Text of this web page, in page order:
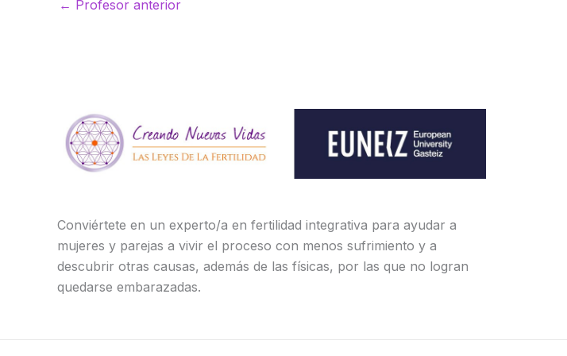
← Profesor anterior
Conviértete en un experto/a en fertilidad integrativa para ayudar a
mujeres y parejas a vivir el proceso con menos sufrimiento y a
descubrir otras causas, además de las físicas, por las que no logran
quedarse embarazadas.